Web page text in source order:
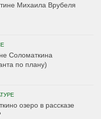
Михаила Врубеля
Соломаткина
по плану)
озеро в рассказе